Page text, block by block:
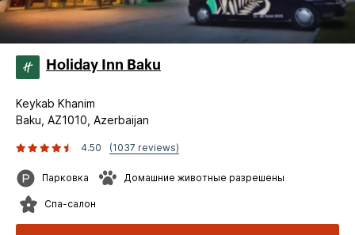
Holiday Inn Baku
Keykab Khanim
Baku, AZ1010, Azerbaijan
4.50 (1037 reviews)
Парковка Домашние животные разрешены
Спа-салон